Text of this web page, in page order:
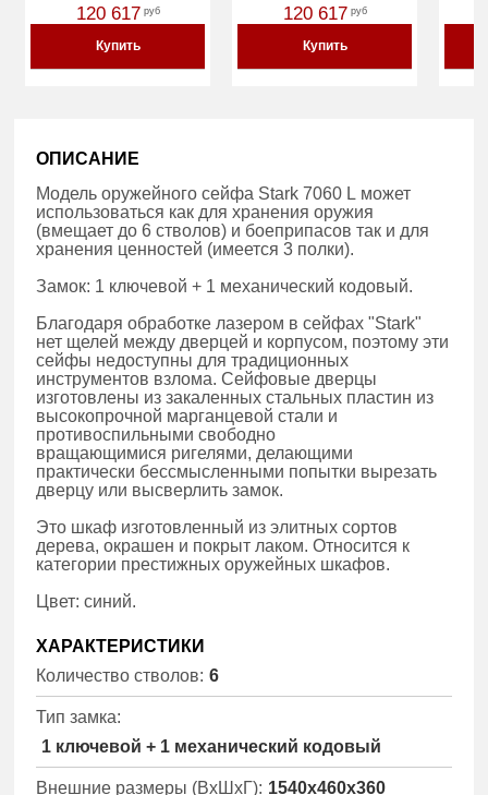
120 617 руб
Купить
120 617 руб
Купить
ОПИСАНИЕ
Модель оружейного сейфа Stark 7060 L может
использоваться как для хранения оружия
(вмещает до 6 стволов) и боеприпасов так и для
хранения ценностей (имеется 3 полки).
Замок: 1 ключевой + 1 механический кодовый.
Благодаря обработке лазером в сейфах "Stark"
нет щелей между дверцей и корпусом, поэтому эти
сейфы недоступны для традиционных
инструментов взлома. Сейфовые дверцы
изготовлены из закаленных стальных пластин из
высокопрочной марганцевой стали и
противоспильными свободно
вращающимися ригелями, делающими
практически бессмысленными попытки вырезать
дверцу или высверлить замок.
Это шкаф изготовленный из элитных сортов
дерева, окрашен и покрыт лаком. Относится к
категории престижных оружейных шкафов.
Цвет: синий.
ХАРАКТЕРИСТИКИ
Количество стволов: 6
Тип замка:
1 ключевой + 1 механический кодовый
Внешние размеры (ВхШхГ): 1540x460x360